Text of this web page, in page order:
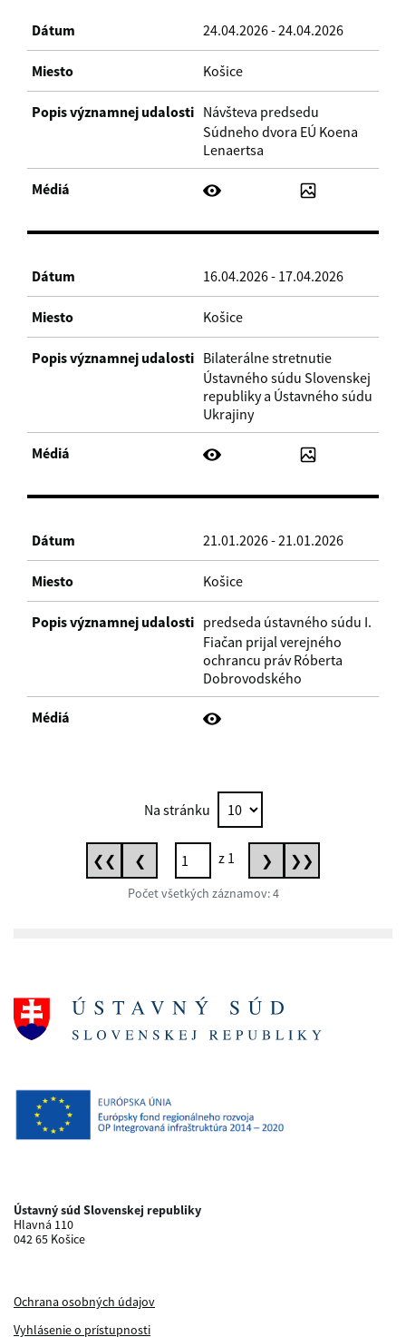
24.04.2026 - 24.04.2026
Košice
Návšteva predsedu
Súdneho dvora EÚ Koena
Lenaertsa
16.04.2026 - 17.04.2026
Košice
Bilaterálne stretnutie
Ústavného súdu Slovenskej
republiky a Ústavného súdu
Ukrajiny
21.01.2026 - 21.01.2026
Košice
predseda ústavného súdu I.
Fiačan prijal verejného
ochrancu práv Róberta
Dobrovodského
Na stránku
❮❮First ❮Previous
z 1 ❯Next❯❯Last
Počet všetkých záznamov: 4
Ústavný súd Slovenskej republiky
Hlavná 110
042 65 Košice
Ochrana osobných údajov
Vyhlásenie o prístupnosti